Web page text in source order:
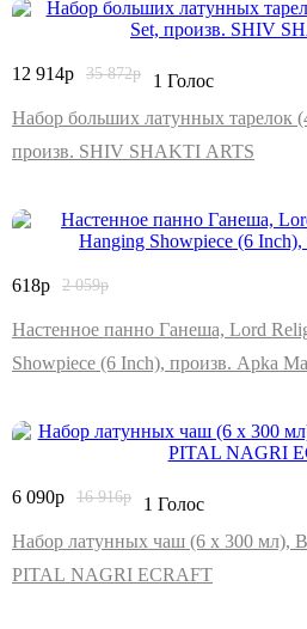
12 914р 35 872р
1 Голос
Набор больших латунных тарелок
произв. SHIV SHAKTI ARTS
618р 2 059р
Настенное панно Ганеша, Lord
Showpiece (6 Inch), произв. Apka
6 090р 16 916р
1 Голос
Набор латунных чаш (6 x 300 мл),
PITAL NAGRI ECRAFT